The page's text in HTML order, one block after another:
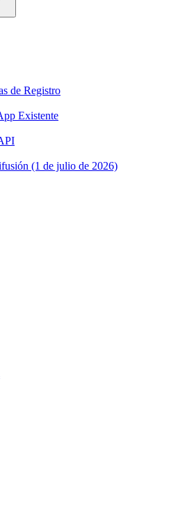
de Registro
Existente
(1 de julio de 2026)